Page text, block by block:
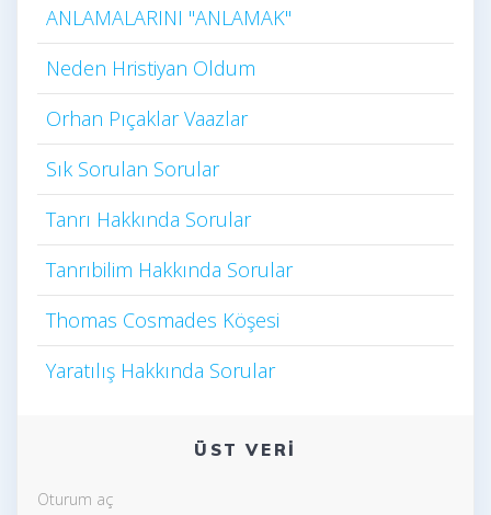
ANLAMALARINI "ANLAMAK"
Neden Hristiyan Oldum​
Orhan Pıçaklar Vaazlar
Sık Sorulan Sorular
Tanrı Hakkında Sorular
Tanrıbilim Hakkında Sorular
Thomas Cosmades Köşesi
Yaratılış Hakkında Sorular
ÜST VERI
Oturum aç